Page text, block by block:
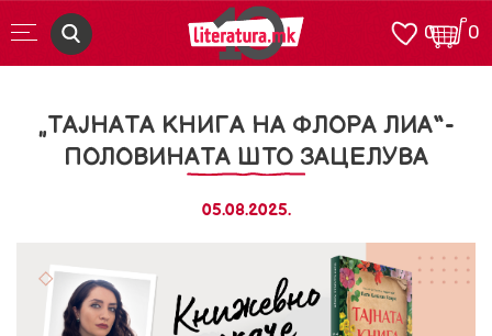
0
0
„ТАЈНАТА КНИГА НА ФЛОРА ЛИА“-
ПОЛОВИНАТА ШТО ЗАЦЕЛУВА
05.08.2025.